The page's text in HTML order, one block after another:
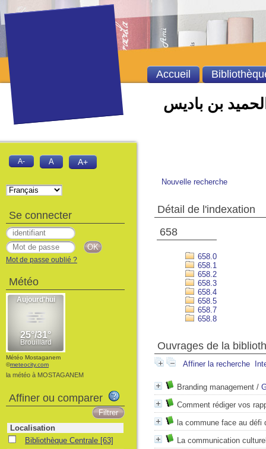
بن باديس
Nouvelle recherche
Détail de l'indexation
658
658.0
658.1
658.2
658.3
658.4
658.5
658.7
658.8
Ouvrages de la
Affiner la recherche
Branding management /
Comment rédiger vos
la commune face au défi
La communication
Accueil
A- A A+
Se connecter
Mot de passe oublié ?
Météo
Météo Mostaganem
©meteocity.com
la météo à MOSTAGANEM
Affiner ou comparer
Localisation
Bibliothèque Centrale [63]